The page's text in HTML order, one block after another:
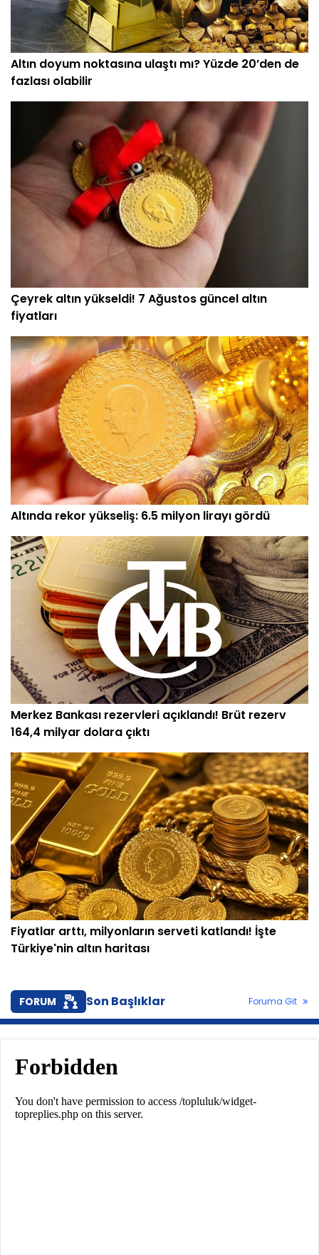
En Çok Okunan Haberler
Altın doyum noktasına ulaştı mı? Yüzde 20’den de
fazlası olabilir
Çeyrek altın yükseldi! 7 Ağustos güncel altın
fiyatları
Altında rekor yükseliş: 6.5 milyon lirayı gördü
Merkez Bankası rezervleri açıklandı! Brüt rezerv
164,4 milyar dolara çıktı
Fiyatlar arttı, milyonların serveti katlandı! İşte
Türkiye'nin altın haritası